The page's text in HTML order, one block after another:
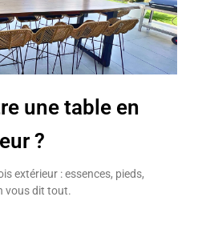
une table en
?
extérieur : essences, pieds,
vous dit tout.